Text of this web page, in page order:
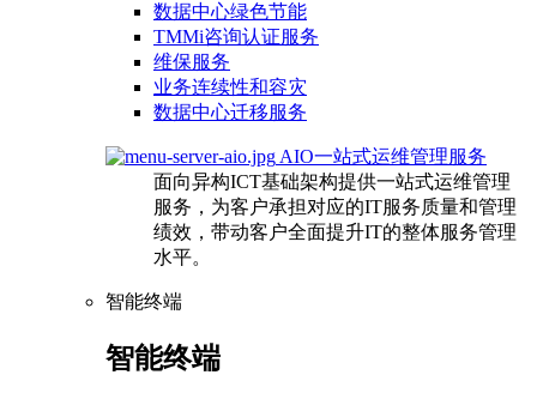
数据中心绿色节能
TMMi咨询认证服务
维保服务
业务连续性和容灾
数据中心迁移服务
AIO一站式运维管理服务
面向异构ICT基础架构提供一站式运维管理
服务，为客户承担对应的IT服务质量和管理
绩效，带动客户全面提升IT的整体服务管理
水平。
智能终端
智能终端